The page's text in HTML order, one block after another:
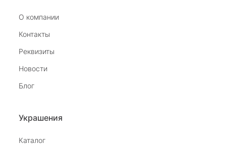
О компании
Контакты
Реквизиты
Новости
Блог
Украшения
Каталог